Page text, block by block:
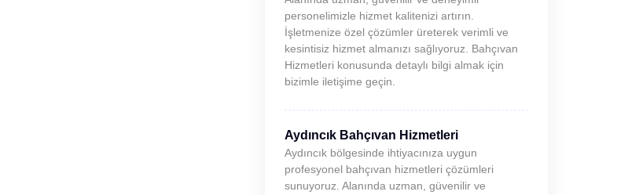
personelimizle hizmet kalitenizi artırın.
İşletmenize özel çözümler üreterek verimli ve
kesintisiz hizmet almanızı sağlıyoruz. Bahçıvan
Hizmetleri konusunda detaylı bilgi almak için
bizimle iletişime geçin.
Aydıncık Bahçıvan Hizmetleri
Aydıncık bölgesinde ihtiyacınıza uygun
profesyonel bahçıvan hizmetleri çözümleri
sunuyoruz. Alanında uzman, güvenilir ve